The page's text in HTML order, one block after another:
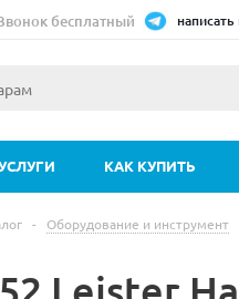
бесплатный
КАК КУПИТЬ
- Оборудование и инструмент